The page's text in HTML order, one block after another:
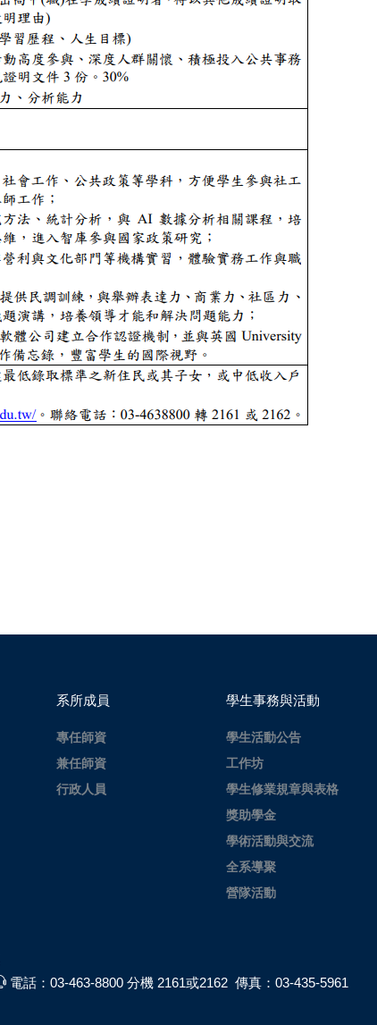
系所成員
專任師資
兼任師資
行政人員
學生事務與活動
學生活動公告
工作坊
學生修業規章與表格
獎助學金
學術活動與交流
全系導聚
營隊活動
電話：03-463-8800 分機 2161或2162 傳真：03-435-5961